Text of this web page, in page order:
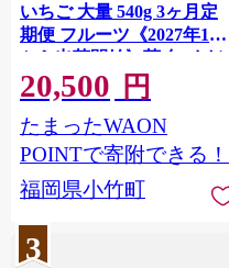
いちご 大量 540g 3ヶ月定
期便 フルーツ《2027年1月
から出荷開始》苺 旬 くだ
もの 果物 福岡県 小竹町
20,500 円
たまったWAON
POINTで寄附できる！
福岡県小竹町
3